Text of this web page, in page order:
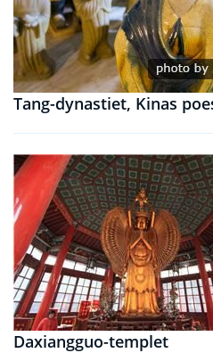
Tang-dynastiet, Kinas
Daxiangguo-templet